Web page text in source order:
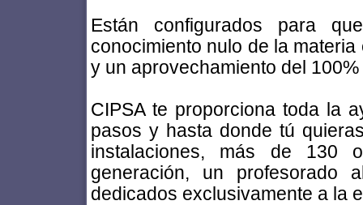
Están configurados para
conocimiento nulo de la
y un aprovechamiento del
CIPSA te proporciona toda la
pasos y hasta donde tú
instalaciones, más de 130
generación, un profesorado
dedicados exclusivamente a la